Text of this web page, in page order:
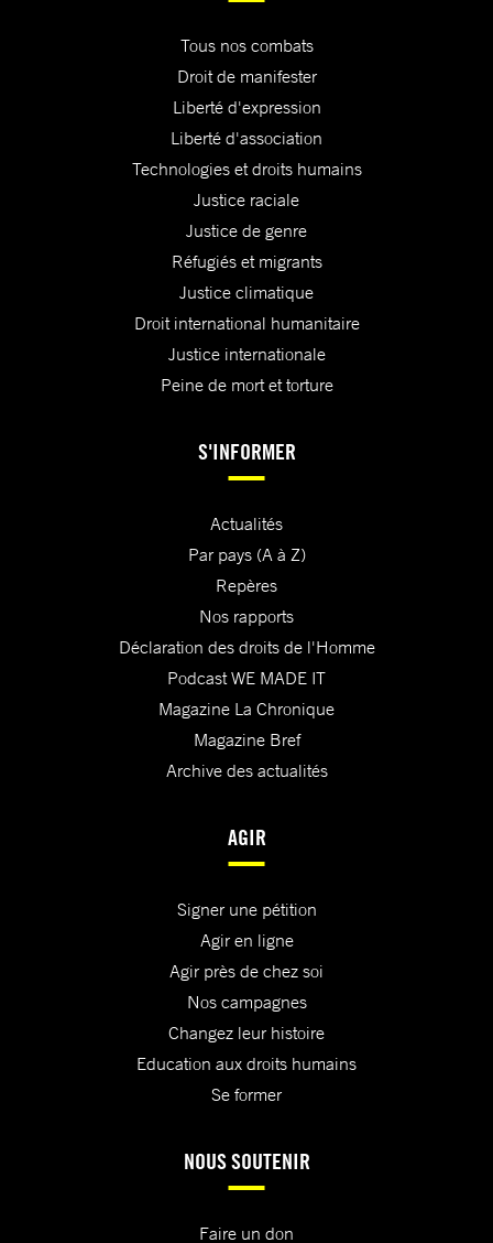
Tous nos combats
Droit de manifester
Liberté d'expression
Liberté d'association
Technologies et droits humains
Justice raciale
Justice de genre
Réfugiés et migrants
Justice climatique
Droit international humanitaire
Justice internationale
Peine de mort et torture
S'INFORMER
Actualités
Par pays (A à Z)
Repères
Nos rapports
Déclaration des droits de l'Homme
Podcast WE MADE IT
Magazine La Chronique
Magazine Bref
Archive des actualités
AGIR
Signer une pétition
Agir en ligne
Agir près de chez soi
Nos campagnes
Changez leur histoire
Education aux droits humains
Se former
NOUS SOUTENIR
Faire un don